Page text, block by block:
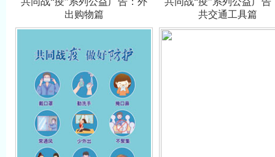
出购物篇
共交通工具篇